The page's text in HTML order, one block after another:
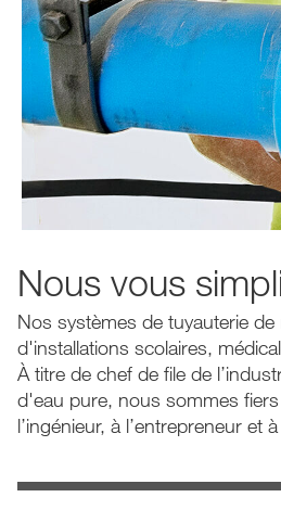
Nous vous
Nos systèmes de tuyauterie
d'installations scolaires,
À titre de chef de file de
d'eau pure, nous sommes
l’ingénieur, à l’entrepreneur et